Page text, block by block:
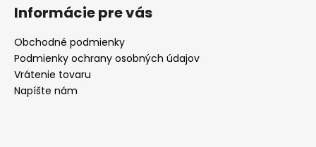
Informácie pre vás
Obchodné podmienky
Podmienky ochrany osobných údajov
Vrátenie tovaru
Napíšte nám